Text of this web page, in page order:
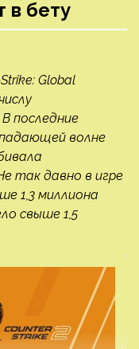
в бету
Global
последние
волне
так давно в игре
1,3 миллиона
свыше 1,5